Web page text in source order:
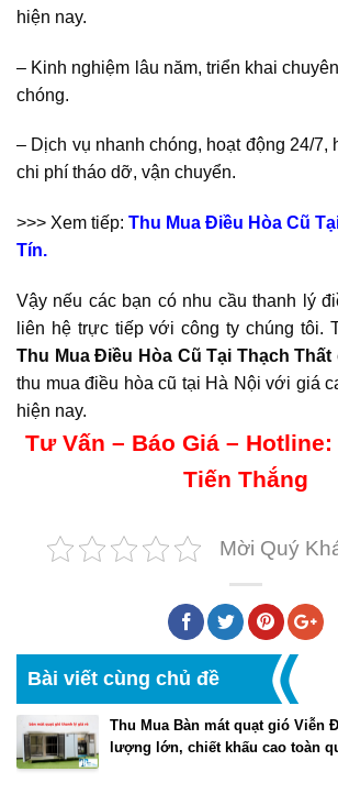
hiện nay.
– Kinh nghiệm lâu năm, triển khai
chóng.
– Dịch vụ nhanh chóng, hoạt động 24/7,
chi phí tháo dỡ, vận chuyển.
>>> Xem tiếp: Thu Mua Điều Hòa Cũ
Tín.
Vậy nếu các bạn có nhu cầu thanh lý
liên hệ trực tiếp với công ty chúng tôi.
Thu Mua Điều Hòa Cũ Tại Thạch Thất
thu mua điều hòa cũ tại Hà Nội với giá
hiện nay.
Tư Vấn – Báo Giá – Hotline:
Tiến Thắng
Mời Quý
Bài viết cùng chủ đề
Thu Mua Bàn mát quạt gió Viễn
lượng lớn, chiết khấu cao toàn